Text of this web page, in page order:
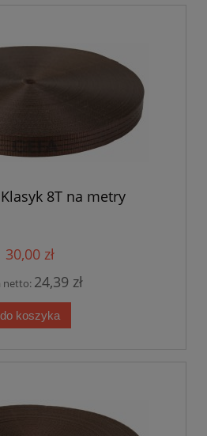
Klasyk 8T na metry
30,00 zł
netto: 24,39 zł
do koszyka